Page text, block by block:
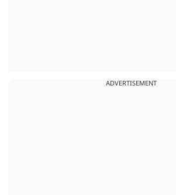
ADVERTISEMENT